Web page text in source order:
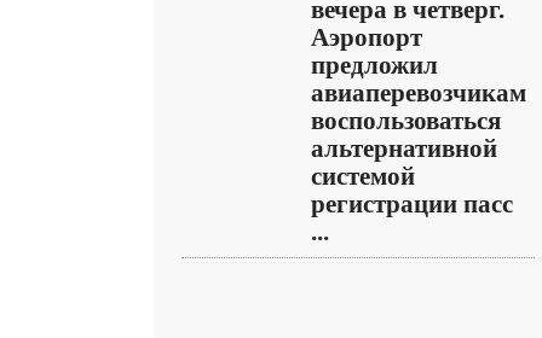
вечера в четверг.
Аэропорт
предложил
авиаперевозчикам
воспользоваться
альтернативной
системой
регистрации пасс
...